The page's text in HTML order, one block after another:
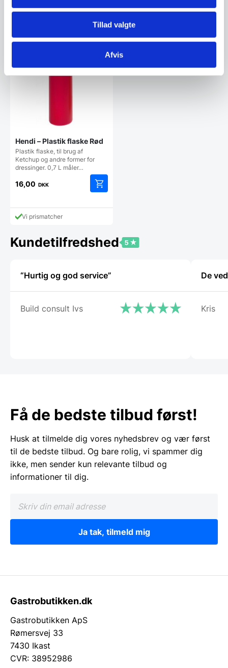
Tillad valgte
Afvis
var:
aktuelle
118,00 DKK.
Vi prismatcher
Hendi – Plastik flaske Rød
Plastik flaske, til brug af
Ketchup og andre former for
dressinger. 0,7 L måler…
16,00 DKK
Vi prismatcher
Kundetilfredshed
“Hurtig og god service”
Build consult Ivs
De
Kris
Få de bedste tilbud først!
Husk at tilmelde dig vores nyhedsbrev og vær først
til de bedste tilbud. Og bare rolig, vi spammer dig
ikke, men sender kun relevante tilbud og
informationer til dig.
Ja tak, tilmeld mig
Gastrobutikken.dk
Gastrobutikken ApS
Rømersvej 33
7430 Ikast
CVR: 38952986